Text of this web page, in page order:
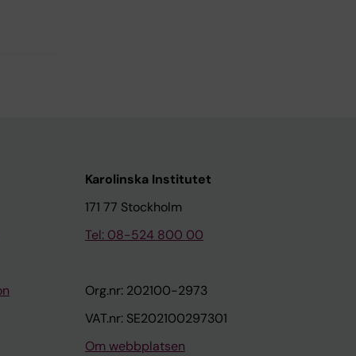
Karolinska Institutet
171 77 Stockholm
Tel: 08-524 800 00
Org.nr: 202100-2973
VAT.nr: SE202100297301
Om webbplatsen